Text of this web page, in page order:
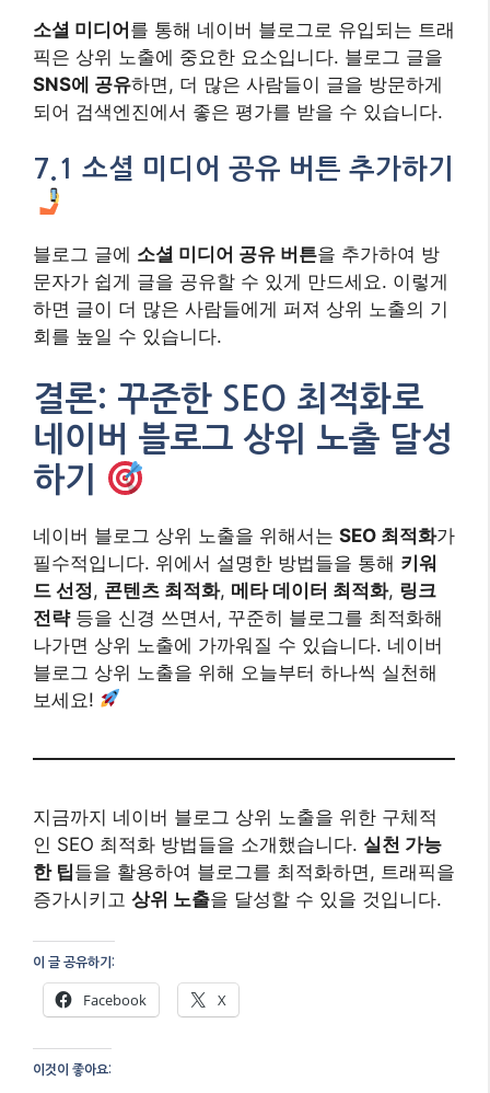
소셜 미디어를 통해 네이버 블로그로 유입되는 트래
픽은 상위 노출에 중요한 요소입니다. 블로그 글을
SNS에 공유하면, 더 많은 사람들이 글을 방문하게
되어 검색엔진에서 좋은 평가를 받을 수 있습니다.
7.1 소셜 미디어 공유 버튼 추가하기
블로그 글에 소셜 미디어 공유 버튼을 추가하여 방
문자가 쉽게 글을 공유할 수 있게 만드세요. 이렇게
하면 글이 더 많은 사람들에게 퍼져 상위 노출의 기
회를 높일 수 있습니다.
결론: 꾸준한 SEO 최적화로
네이버 블로그 상위 노출 달성
하기
네이버 블로그 상위 노출을 위해서는 SEO 최적화가
필수적입니다. 위에서 설명한 방법들을 통해 키워
드 선정, 콘텐츠 최적화, 메타 데이터 최적화, 링크
전략등을 신경 쓰면서, 꾸준히 블로그를 최적화해
나가면 상위 노출에 가까워질 수 있습니다. 네이버
블로그 상위 노출을 위해 오늘부터 하나씩 실천해
보세요!
지금까지 네이버 블로그 상위 노출을 위한 구체적
인 SEO 최적화 방법들을 소개했습니다. 실천 가능
한 팁들을 활용하여 블로그를 최적화하면, 트래픽을
증가시키고 상위 노출을 달성할 수 있을 것입니다.
이 글 공유하기:
Facebook X
이것이 좋아요: